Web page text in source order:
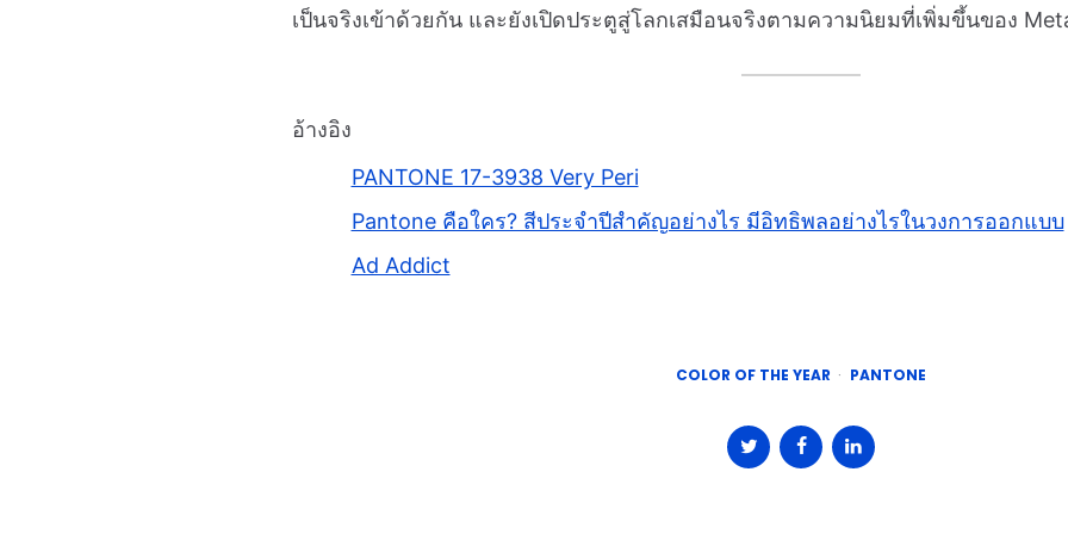
เป็นจริงเข้าด้วยกัน และยังเปิดประตูสู่โลกเสมือนจริงตามความนิยมที่เพิ่มขึ้นของ
อ้างอิง
PANTONE 17-3938 Very Peri
Pantone คือใคร? สีประจำปีสำคัญอย่างไร มีอิทธิพลอย่างไรในวงการออกแบบ
Ad Addict
COLOR OF THE YEAR PANTONE